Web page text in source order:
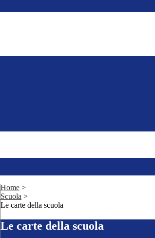
Home >
Scuola >
Le carte della scuola
Le carte della scuola